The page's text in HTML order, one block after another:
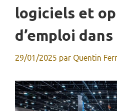
logiciels et
d’emploi
29/01/2025 par Quentin